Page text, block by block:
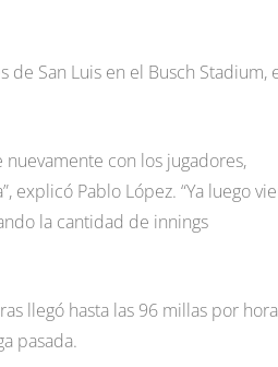
San Luis en el Busch Stadium,
con los jugadores,
explicó Pablo López. “Ya luego
la cantidad de innings
llegó hasta las 96 millas por
pasada.